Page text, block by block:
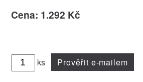
Cena: 1.292 Kč
ks Prověřit e-mailem